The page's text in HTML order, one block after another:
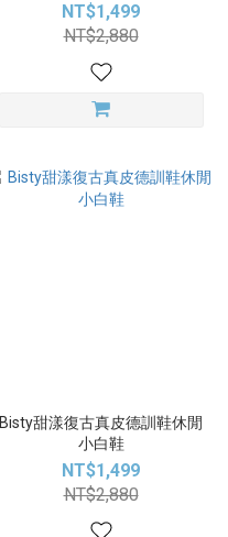
NT$1,499
NT$2,880
Bisty甜漾復古真皮德訓鞋休閒
小白鞋
NT$1,499
NT$2,880